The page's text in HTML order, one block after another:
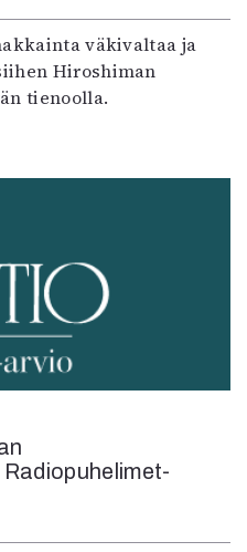
väkivaltaa ja
Hiroshiman
tienoolla.